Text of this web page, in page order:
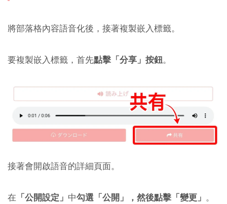
將部落格內容語音化後，接著複製嵌入標籤。
要複製嵌入標籤，首先點擊「分享」按鈕。
接著會開啟語音的詳細頁面。
在 「公開設定」 中勾選「公開」，然後點擊「變更」 。